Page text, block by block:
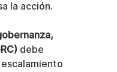
la acción.
debe